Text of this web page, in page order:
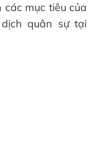
mục tiêu của
quân sự tại